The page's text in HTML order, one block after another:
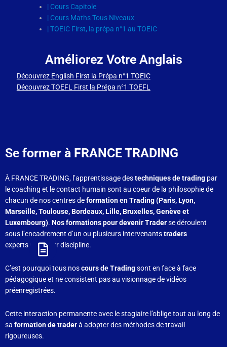
| Cours Capitole
| Cours Maths Tous Niveaux
| TOEIC First, la prépa n°1 au TOEIC
Améliorez Votre Anglais
Découvrez English First la Prépa n°1 TOEIC
Découvrez TOEFL First la Prépa n°1 TOEFL
Se former à FRANCE TRADING
À FRANCE TRADING, l’apprentissage destechniques de trading par
le coaching et le contact humain sont au coeur de la philosophie de
chacun de nos centres deformation en Trading (Paris, Lyon,
Marseille, Toulouse, Bordeaux, Lille, Bruxelles, Genève et
Luxembourg). Nos formations pour devenir Traderse déroulent
sous l’encadrement d’un ou plusieurs intervenantstraders
experts dans leur discipline.
C’est pourquoi tous noscours de Tradingsont en face à face
pédagogique et ne consistent pas au visionnage de vidéos
préenregistrées.
Cette interaction permanente avec le stagiaire l’oblige tout au long de
sa formation de traderà adopter des méthodes de travail
rigoureuses.